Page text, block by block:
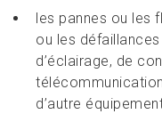
les pannes ou les
ou les
d’éclairage, de
d’autre